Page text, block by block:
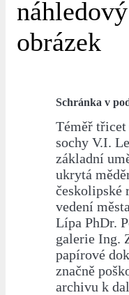
Schránka v
Téměř třicet
sochy V.I.
základní
ukrytá
českolipské
vedení
Lípa PhDr.
galerie Ing.
papírové
značně
archivu k